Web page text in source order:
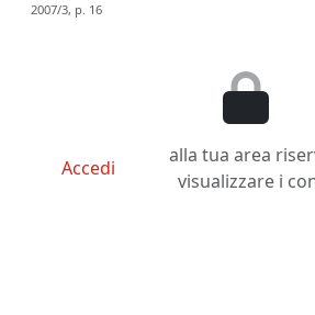
2007/3, p. 16
Accedi
alla tua area
visualizzare i